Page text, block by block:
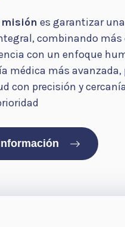
es garantizar
combinando más
con un enfoque
médica más avanzada,
con precisión y